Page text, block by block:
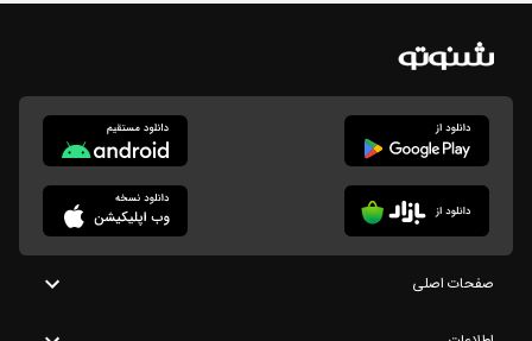
صفحات اصلی